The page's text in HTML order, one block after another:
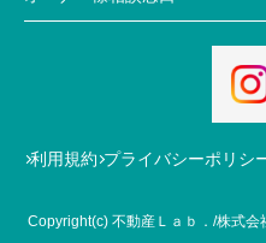
利用規約 プライバシーポリシ
Copyright(c) 不動産Ｌａｂ．/株式